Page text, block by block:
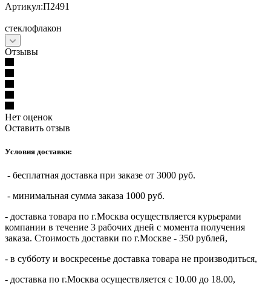
Артикул:П2491
стеклофлакон
Отзывы
Нет оценок
Оставить отзыв
Условия доставки:
- бесплатная доставка при заказе от 3000 руб.
- минимальная сумма заказа 1000 руб.
- доставка товара по г.Москва осуществляется курьерами
компании в течение 3 рабочих дней с момента получения
заказа. Стоимость доставки по г.Москве - 350 рублей,
- в субботу и воскресенье доставка товара не производиться,
- доставка по г.Москва осуществляется с 10.00 до 18.00,